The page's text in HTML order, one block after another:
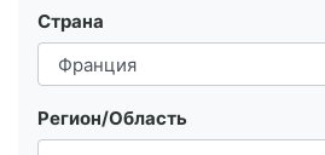
Страна
Регион/Область